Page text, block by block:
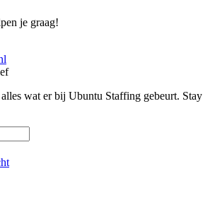
je graag!
wat er bij Ubuntu Staffing gebeurt. Stay